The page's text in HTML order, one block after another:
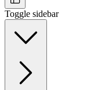
Toggle sidebar